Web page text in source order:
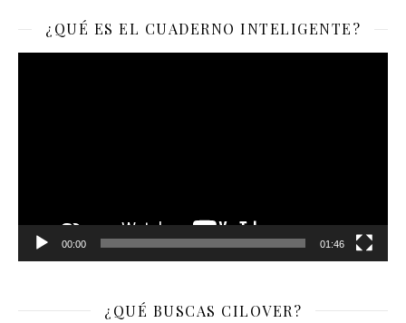
¿QUÉ ES EL CUADERNO INTELIGENTE?
00:00 01:46
¿QUÉ BUSCAS CILOVER?